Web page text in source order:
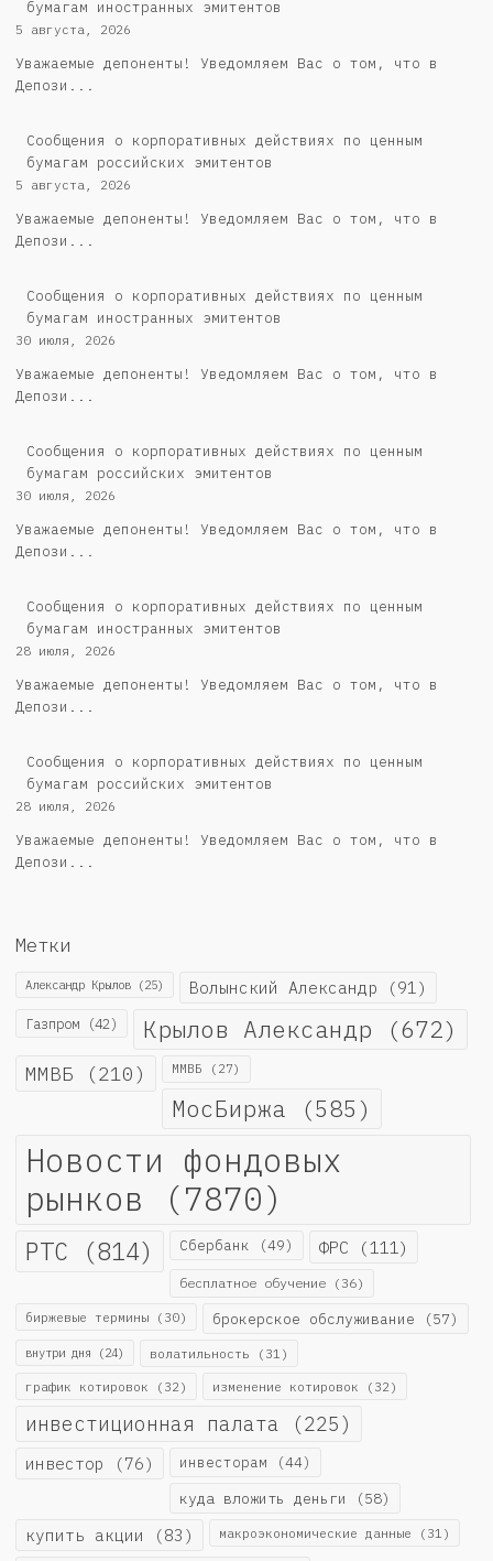
бумагам иностранных эмитентов
5 августа, 2026
Уважаемые депоненты! Уведомляем Вас о том, что в
Депози...
Cообщения о корпоративных действиях по ценным
бумагам российских эмитентов
5 августа, 2026
Уважаемые депоненты! Уведомляем Вас о том, что в
Депози...
Сообщения о корпоративных действиях по ценным
бумагам иностранных эмитентов
30 июля, 2026
Уважаемые депоненты! Уведомляем Вас о том, что в
Депози...
Cообщения о корпоративных действиях по ценным
бумагам российских эмитентов
30 июля, 2026
Уважаемые депоненты! Уведомляем Вас о том, что в
Депози...
Сообщения о корпоративных действиях по ценным
бумагам иностранных эмитентов
28 июля, 2026
Уважаемые депоненты! Уведомляем Вас о том, что в
Депози...
Cообщения о корпоративных действиях по ценным
бумагам российских эмитентов
28 июля, 2026
Уважаемые депоненты! Уведомляем Вас о том, что в
Депози...
Метки
Александр Крылов (25) Волынский Александр (91)
Газпром (42) Крылов Александр (672)
ММВБ (210) ММВБ (27)
МосБиржа (585)
Новости фондовых
рынков (7870)
РТС (814) Сбербанк (49) ФРС (111)
бесплатное обучение (36)
биржевые термины (30) брокерское обслуживание (57)
внутри дня (24) волатильность (31)
график котировок (32) изменение котировок (32)
инвестиционная палата (225)
инвестор (76) инвесторам (44)
куда вложить деньги (58)
купить акции (83) макроэкономические данные (31)